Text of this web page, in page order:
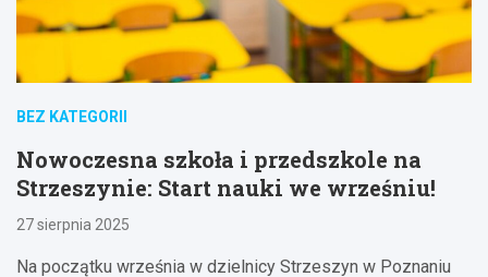
BEZ KATEGORII
Nowoczesna szkoła i przedszkole na
Strzeszynie: Start nauki we wrześniu!
27 sierpnia 2025
Na początku września w dzielnicy Strzeszyn w Poznaniu